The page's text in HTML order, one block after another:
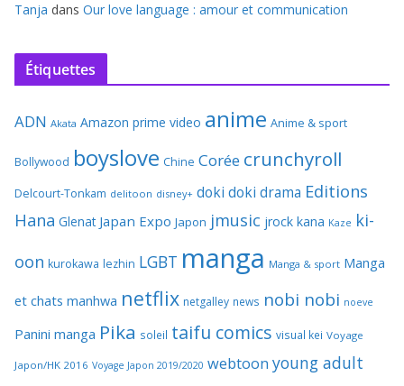
Tanja dans Our love language : amour et communication
Étiquettes
ADN Akata Amazon prime video anime Anime & sport
Bollywood boyslove Chine Corée crunchyroll
Delcourt-Tonkam delitoon disney+ doki doki drama Editions
Hana Glenat Japan Expo Japon jmusic jrock kana Kaze ki-
oon kurokawa lezhin LGBT manga Manga & sport Manga
et chats manhwa netflix netgalley news nobi nobi noeve
Panini manga Pika soleil taifu comics visual kei Voyage
Japon/HK 2016 Voyage Japon 2019/2020 webtoon young adult